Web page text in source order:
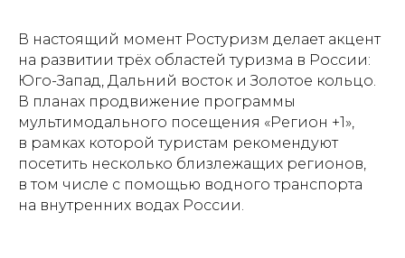
В настоящий момент Ростуризм делает акцент
на развитии трёх областей туризма в России:
Юго-Запад, Дальний восток и Золотое кольцо.
В планах продвижение программы
мультимодального посещения «Регион +1»,
в рамках которой туристам рекомендуют
посетить несколько близлежащих регионов,
в том числе с помощью водного транспорта
на внутренних водах России.